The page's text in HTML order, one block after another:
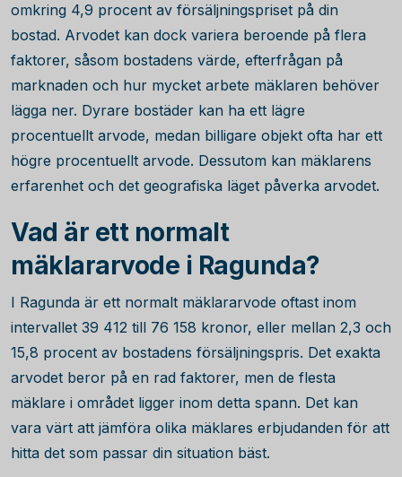
omkring 4,9 procent av försäljningspriset på din
bostad. Arvodet kan dock variera beroende på flera
faktorer, såsom bostadens värde, efterfrågan på
marknaden och hur mycket arbete mäklaren behöver
lägga ner. Dyrare bostäder kan ha ett lägre
procentuellt arvode, medan billigare objekt ofta har ett
högre procentuellt arvode. Dessutom kan mäklarens
erfarenhet och det geografiska läget påverka arvodet.
Vad är ett normalt
mäklararvode i Ragunda?
I Ragunda är ett normalt mäklararvode oftast inom
intervallet 39 412 till 76 158 kronor, eller mellan 2,3 och
15,8 procent av bostadens försäljningspris. Det exakta
arvodet beror på en rad faktorer, men de flesta
mäklare i området ligger inom detta spann. Det kan
vara värt att jämföra olika mäklares erbjudanden för att
hitta det som passar din situation bäst.